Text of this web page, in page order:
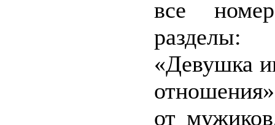
все
«Девушка
от